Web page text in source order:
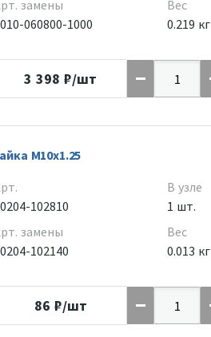
замены
060800-1000
Вес
0.219 кг
3 398 ₽/шт
M10x1.25
102810
замены
102140
В узле
1 шт.
Вес
0.013 кг
86 ₽/шт